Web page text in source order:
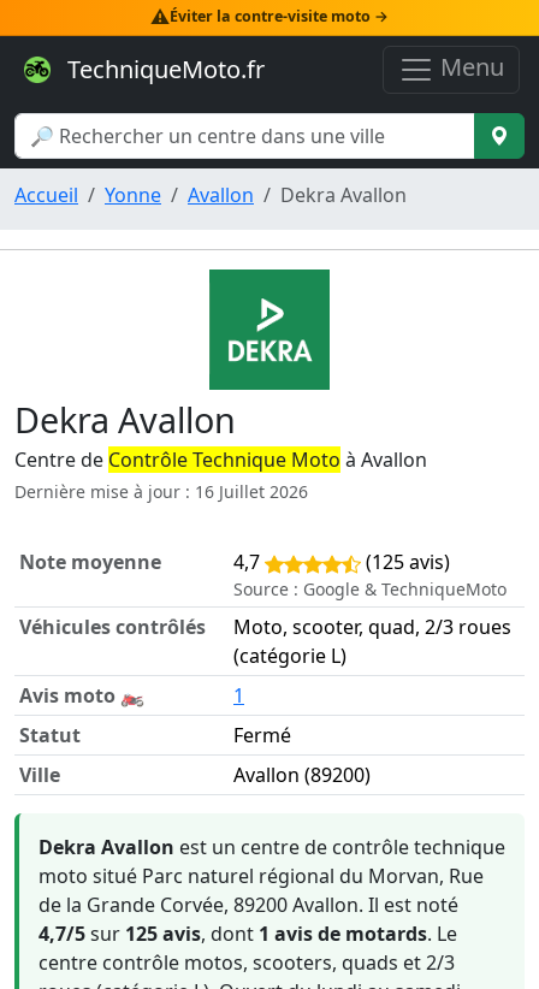
⚠️Éviter la contre-visite moto →
TechniqueMoto.fr Menu
Accueil Yonne Avallon Dekra Avallon
Dekra Avallon
Centre de Contrôle Technique Moto à Avallon
Dernière mise à jour : 16 Juillet 2026
Informations clés sur Dekra Avallon
Note moyenne 4,7 (125 avis)
Source : Google & TechniqueMoto
Véhicules contrôlés
Moto, scooter, quad, 2/3 roues
(catégorie L)
Avis moto 🏍️
1
Statut
Fermé
Ville
Avallon (89200)
Dekra Avallon est un centre de contrôle technique
moto situé Parc naturel régional du Morvan, Rue
de la Grande Corvée, 89200 Avallon. Il est noté
4,7/5sur 125 avis, dont 1 avis de motards. Le
centre contrôle motos, scooters, quads et 2/3